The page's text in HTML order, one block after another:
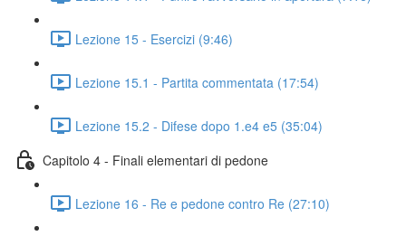
Lezione 15 - Esercizi (9:46)
Lezione 15.1 - Partita commentata (17:54)
Lezione 15.2 - Difese dopo 1.e4 e5 (35:04)
Capitolo 4 - Finali elementari di pedone
Lezione 16 - Re e pedone contro Re (27:10)